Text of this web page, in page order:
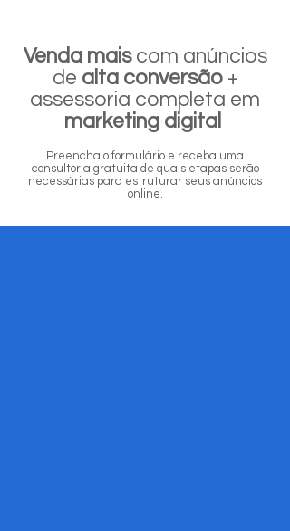
Venda maiscom anúncios
de alta conversão+
assessoria completa em
marketing digital
Preencha o formulário e receba uma
consultoria gratuita de quais etapas serão
necessárias para estruturar seus anúncios
online.